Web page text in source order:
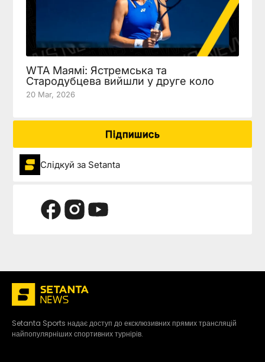
WTA Маямі: Ястремська та
Стародубцева вийшли у друге коло
20 Mar, 2026
Підпишись
Слідкуй за Setanta
Setanta Sports надає доступ до ексклюзивних прямих трансляцій
найпопулярніших спортивних турнірів.